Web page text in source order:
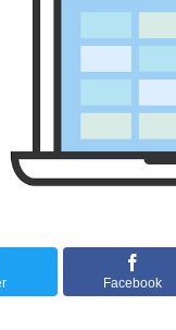
Facebook